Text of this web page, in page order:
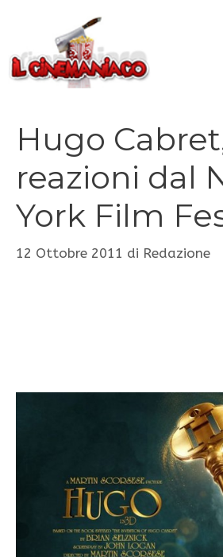
contenuto
Hugo
reazioni dal
York Film
12 Ottobre 2011 di Redazione